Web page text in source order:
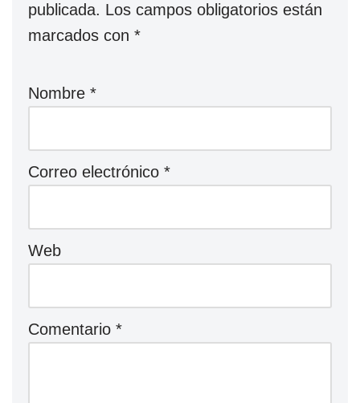
publicada. Los campos obligatorios están
marcados con *
Nombre *
Correo electrónico *
Web
Comentario *